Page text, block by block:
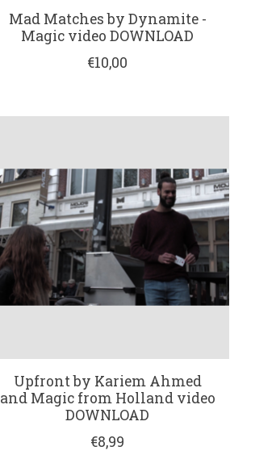
Mad Matches by Dynamite -
Magic video DOWNLOAD
€10,00
Upfront by Kariem Ahmed
and Magic from Holland video
DOWNLOAD
€8,99